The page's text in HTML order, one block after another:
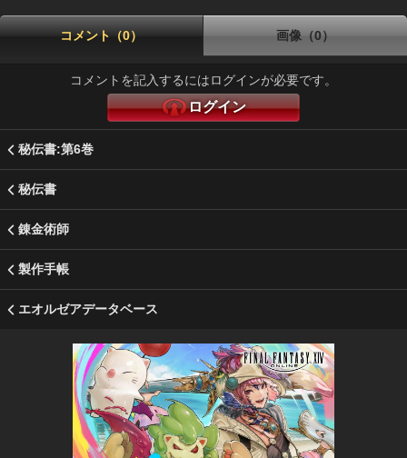
コメント（0） 画像（0）
コメントを記入するにはログインが必要です。
ログイン
秘伝書:第6巻
秘伝書
錬金術師
製作手帳
エオルゼアデータベース